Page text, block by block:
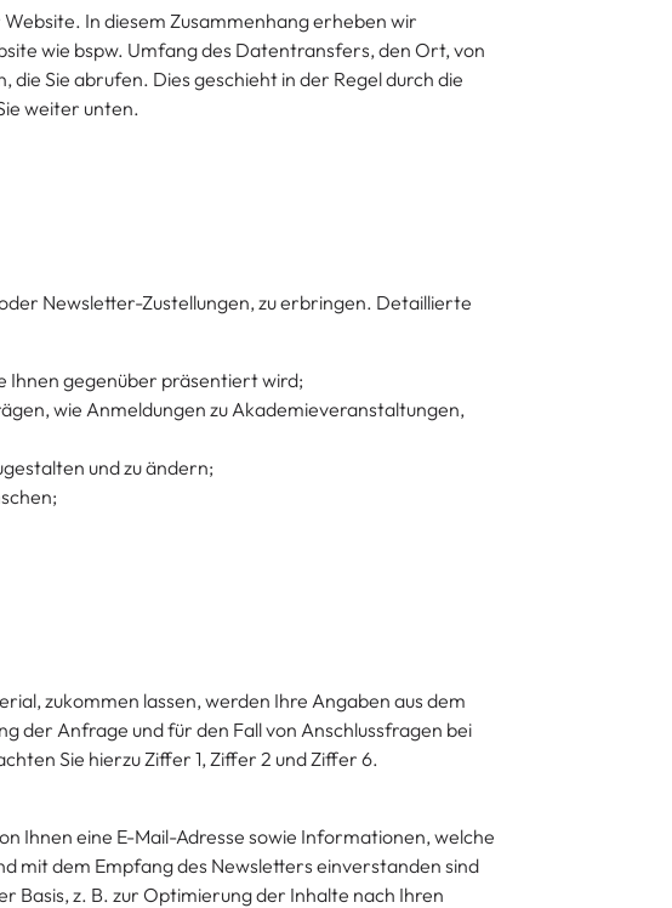
In diesem Zusammenhang erheben wir
wie bspw. Umfang des Datentransfers, den Ort, von
Sie abrufen. Dies geschieht in der Regel durch die
weiter unten.
Newsletter-Zustellungen, zu erbringen. Detaillierte
Ihnen gegenüber präsentiert wird;
wie Anmeldungen zu Akademieveranstaltungen,
und zu ändern;
zukommen lassen, werden Ihre Angaben aus dem
der Anfrage und für den Fall von Anschlussfragen bei
Sie hierzu Ziffer 1, Ziffer 2 und Ziffer 6.
Ihnen eine E-Mail-Adresse sowie Informationen, welche
mit dem Empfang des Newsletters einverstanden sind
Basis, z. B. zur Optimierung der Inhalte nach Ihren